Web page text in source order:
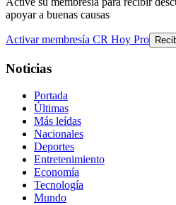
apoyar a buenas causas
Activar membresía CR Hoy Pro
Noticias
Portada
Últimas
Más leídas
Nacionales
Deportes
Entretenimiento
Economía
Tecnología
Mundo